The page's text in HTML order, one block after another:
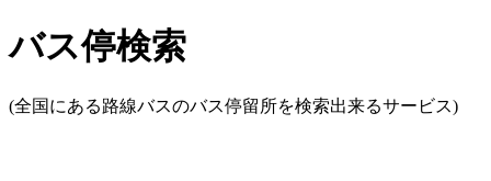
バス停検索
(全国にある路線バスのバス停留所を検索出来るサービス)